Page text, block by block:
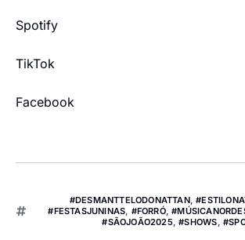
Spotify
TikTok
Facebook
#DESMANTTELODONATTAN,
#FESTASJUNINAS, #FORRÓ,
#SÃOJOÃO2025,#SHOWS,